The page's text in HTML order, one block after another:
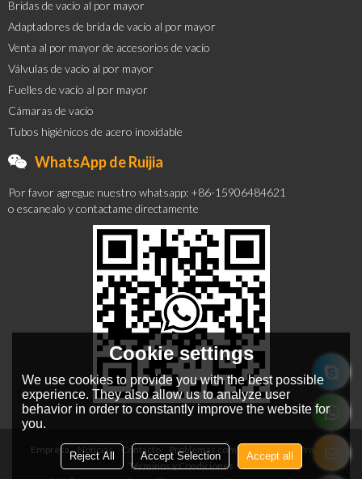
Bridas de vacío al por mayor
Adaptadores de brida de vacío al por mayor
Venta al por mayor de accesorios de vacío
Válvulas de vacío al por mayor
Fuelles de vacío al por mayor
Cámaras de vacío
Tubos higiénicos de acero inoxidable
WhatsApp de Ruijia
Por favor agregue nuestro whatsapp: +86-15906484621
o escanealo y contactame directamente
Empresa Noticias Contacto Problemas comunes
Noticia Privada
Términos y Condiciones
Cookie settings
We use cookies to provide you with the best possible
experience. They also allow us to analyze user
behavior in order to constantly improve the website for
you.
Reject All Accept Selection Accept all